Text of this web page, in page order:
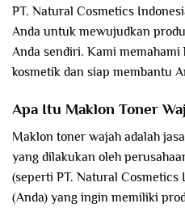
PT. Natural Cosmetics
Anda untuk mewujudkan
Anda sendiri. Kami
kosmetik dan siap membantu
Apa Itu Maklon Toner
Maklon toner wajah adalah
yang dilakukan oleh
(seperti PT. Natural
(Anda) yang ingin memiliki